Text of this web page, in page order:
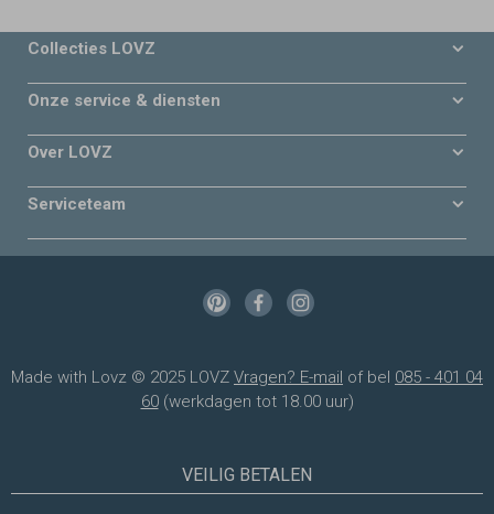
Collecties LOVZ
Onze service & diensten
Over LOVZ
Serviceteam
Made with Lovz © 2025 LOVZ Vragen? E-mail of bel 085 - 401 04
60(werkdagen tot 18.00 uur)
VEILIG BETALEN